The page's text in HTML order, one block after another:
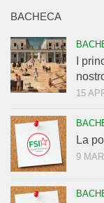
BACHECA
I
15
La
9